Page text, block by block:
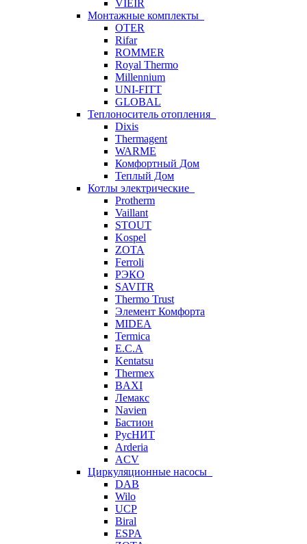
VIEIR
Монтажные комплекты
OTER
Rifar
ROMMER
Royal Thermo
Millennium
UNI-FITT
GLOBAL
Теплоноситель отопления
Dixis
Thermagent
WARME
Комфортный Дом
Теплый Дом
Котлы электрические
Protherm
Vaillant
STOUT
Kospel
ZOTA
Ferroli
РЭКО
SAVITR
Thermo Trust
Элемент Комфорта
MIDEA
Termica
E.C.A
Kentatsu
Thermex
BAXI
Лемакс
Navien
Бастион
РусНИТ
Arderia
ACV
Циркуляционные насосы
DAB
Wilo
UCP
Biral
ESPA